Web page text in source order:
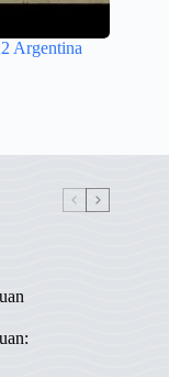
Argentina